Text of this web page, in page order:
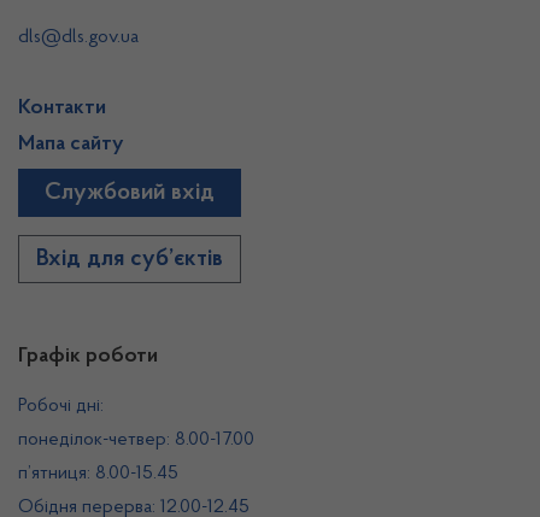
Графік роботи
Робочі дні:
понеділок-четвер: 8.00-17.00
п’ятниця: 8.00-15.45
Обідня перерва: 12.00-12.45
dls@dls.gov.ua
Контакти
Мапа сайту
Службовий вхід
Вхід для суб’єктів